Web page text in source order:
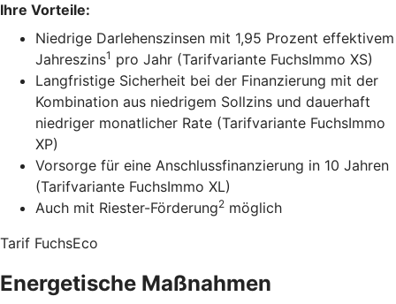
Ihre Vorteile:
Niedrige Darlehenszinsen mit 1,95 Prozent effektivem
Jahreszins1 pro Jahr (Tarifvariante FuchsImmo XS)
Langfristige Sicherheit bei der Finanzierung mit der
Kombination aus niedrigem Sollzins und dauerhaft
niedriger monatlicher Rate (Tarifvariante FuchsImmo
XP)
Vorsorge für eine Anschlussfinanzierung in 10 Jahren
(Tarifvariante FuchsImmo XL)
Auch mit Riester-Förderung2 möglich
Tarif FuchsEco
Energetische Maßnahmen